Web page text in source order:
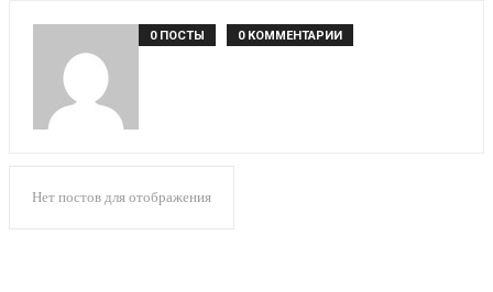
0 ПОСТЫ 0 КОММЕНТАРИИ
Нет постов для отображения